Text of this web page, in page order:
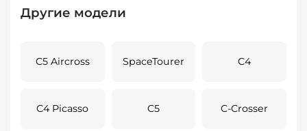
Другие модели
C5 Aircross SpaceTourer C4
C4 Picasso C5 C-Crosser